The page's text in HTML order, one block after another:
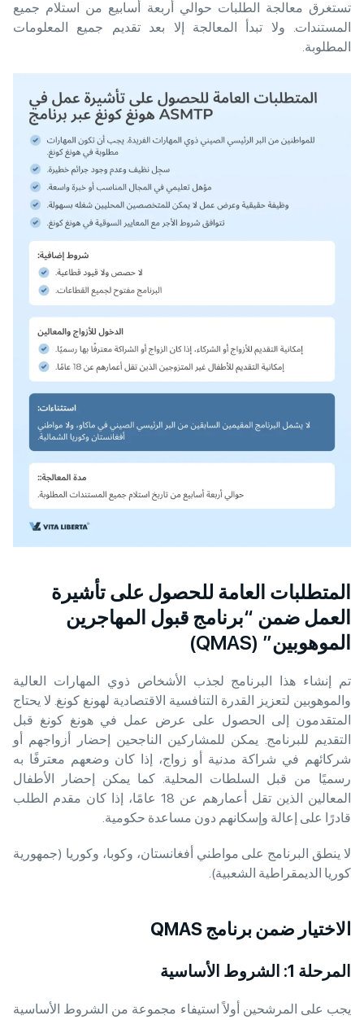
تستغرق معالجة الطلبات حوالي أربعة أسابيع من استلام جميع
المستندات. ولا تبدأ المعالجة إلا بعد تقديم جميع المعلومات
المطلوبة.
المتطلبات العامة للحصول على تأشيرة
العمل ضمن “برنامج قبول المهاجرين
الموهوبين” (QMAS)
تم إنشاء هذا البرنامج لجذب الأشخاص ذوي المهارات العالية
والموهوبين لتعزيز القدرة التنافسية الاقتصادية لهونغ كونغ. لا يحتاج
المتقدمون إلى الحصول على عرض عمل في هونغ كونغ قبل
التقديم للبرنامج. يمكن للمشاركين الناجحين إحضار أزواجهم أو
شركائهم في شراكة مدنية أو زواج، إذا كان وضعهم معترفًا به
رسميًا من قبل السلطات المحلية. كما يمكن إحضار الأطفال
المعالين الذين تقل أعمارهم عن 18 عامًا، إذا كان مقدم الطلب
قادرًا على إعالة وإسكانهم دون مساعدة حكومية.
لا ينطق البرنامج على مواطني أفغانستان، وكوبا، وكوريا (جمهورية
كوريا الديمقراطية الشعبية).
الاختيار ضمن برنامج QMAS
المرحلة 1: الشروط الأساسية
يجب على المرشحين أولاً استيفاء مجموعة من الشروط الأساسية